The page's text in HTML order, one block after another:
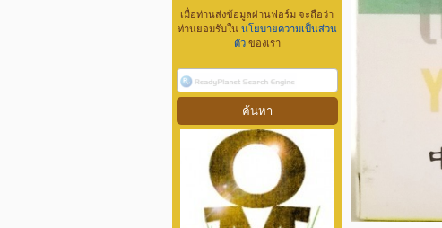
เมื่อท่านส่งข้อมูลผ่านฟอร์ม จะถือว่า
ท่านยอมรับในนโยบายความเป็นส่วน
ตัว ของเรา